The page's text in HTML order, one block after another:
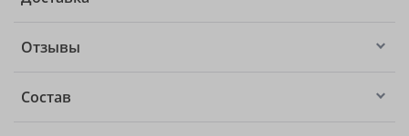
Отзывы
Состав